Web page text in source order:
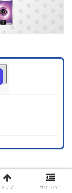
トップ サイドバー